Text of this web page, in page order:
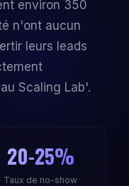
environ 350
n'ont aucun
leurs leads
Scaling Lab'.
20-25%
Taux de no-show